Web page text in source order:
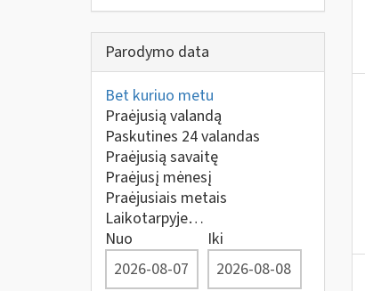
Parodymo data
Bet kuriuo metu
Praėjusią valandą
Paskutines 24 valandas
Praėjusią savaitę
Praėjusį mėnesį
Praėjusiais metais
Laikotarpyje…
Nuo
Iki